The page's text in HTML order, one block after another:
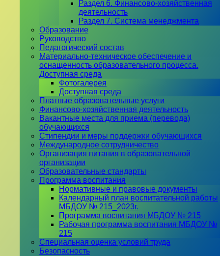
Раздел 6. Финансово-хозяйственная
деятельность
Раздел 7. Система менеджмента
Образование
Руководство
Педагогический состав
Материально-техническое обеспечение и
оснащенность образовательного процесса.
Доступная среда
Фотогалерея
Доступная среда
Платные образовательные услуги
Финансово-хозяйственная деятельность
Вакантные места для приема (перевода)
обучающихся
Стипендии и меры поддержки обучающихся
Международное сотрудничество
Организация питания в образовательной
организации
Образовательные стандарты
Программа воспитания
Нормативные и правовые документы
Календарный план воспитательной работы
МБДОУ № 215_2023г.
Программа воспитания МБДОУ № 215
Рабочая программа воспитания МБДОУ №
215
Специальная оценка условий труда
Безопасность